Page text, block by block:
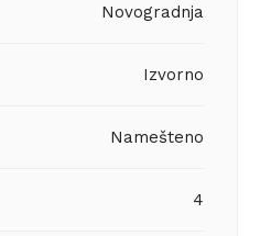
Novogradnja
Izvorno
Namešteno
4